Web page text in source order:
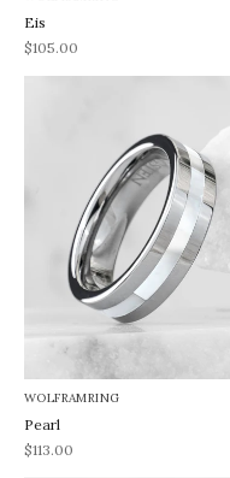
Eis
REA-pris
$105.00
WOLFRAMRING
Pearl
REA-pris
$113.00